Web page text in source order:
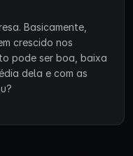
Basicamente,
crescido nos
pode ser boa, baixa
dela e com as